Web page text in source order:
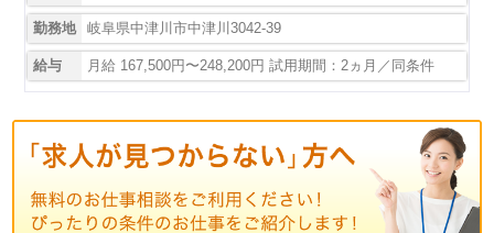
勤務地 岐阜県中津川市中津川3042-39
給与 月給 167,500円〜248,200円 試用期間：2ヵ月／同条件